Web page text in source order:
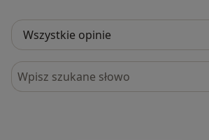
Szukaj w opiniach